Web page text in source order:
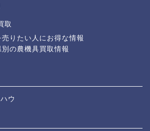
取
売りたい人にお得な情報
の農機具買取情報
ウ